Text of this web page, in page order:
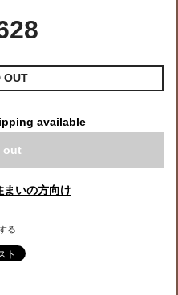
OUT
available
out
まいの方向け
る